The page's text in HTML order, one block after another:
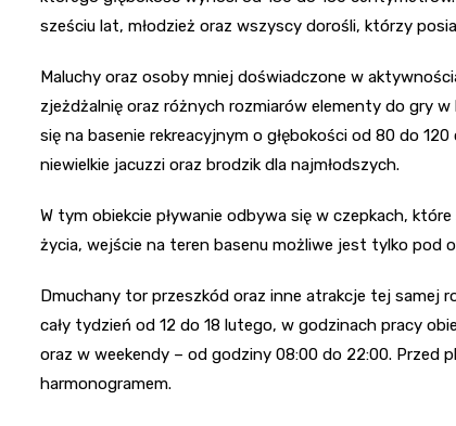
sześciu lat, młodzież oraz wszyscy dorośli, którzy
Maluchy oraz osoby mniej doświadczone w
zjeżdżalnię oraz różnych rozmiarów elementy do gry
się na basenie rekreacyjnym o głębokości od 80 do
niewielkie jacuzzi oraz brodzik dla najmłodszych.
W tym obiekcie pływanie odbywa się w czepkach,
życia, wejście na teren basenu możliwe jest tylko pod
Dmuchany tor przeszkód oraz inne atrakcje tej samej
cały tydzień od 12 do 18 lutego, w godzinach pracy
oraz w weekendy – od godziny 08:00 do 22:00. Przed
harmonogramem.